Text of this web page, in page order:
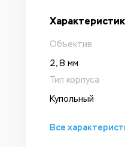
Объектив
2, 8 мм
Тип корпуса
Купольный
Все